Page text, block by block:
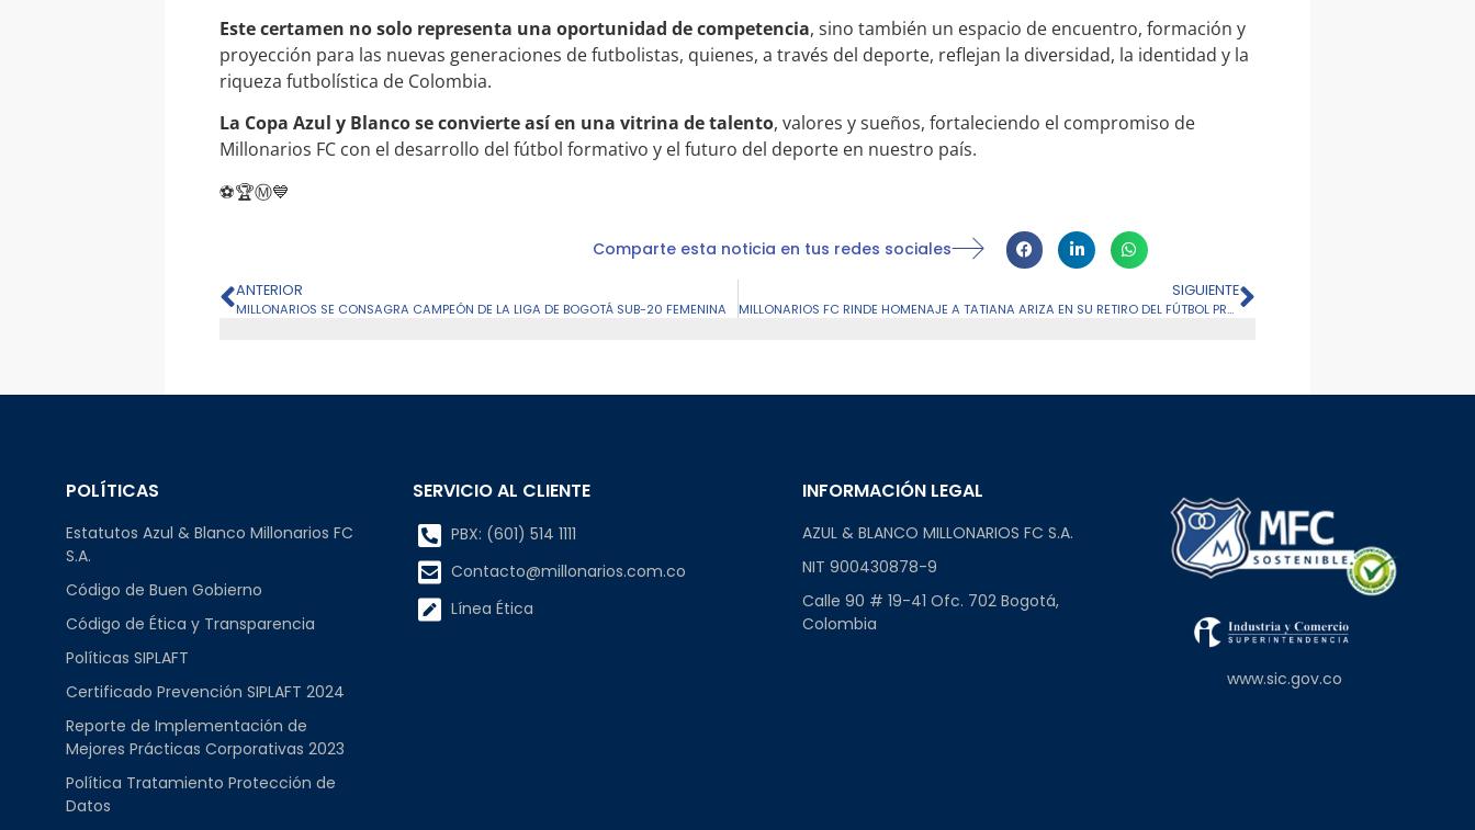
Este certamen no solo representa una oportunidad de competencia, sino también un espacio de encuentro, formación y
proyección para las nuevas generaciones de futbolistas, quienes, a través del deporte, reflejan la diversidad, la identidad y la
riqueza futbolística de Colombia.
La Copa Azul y Blanco se convierte así en una vitrina de talento, valores y sueños, fortaleciendo el compromiso de
Millonarios FC con el desarrollo del fútbol formativo y el futuro del deporte en nuestro país.
⚽🏆Ⓜ️💙
Comparte esta noticia en tus redes sociales
ANTERIOR
MILLONARIOS SE CONSAGRA CAMPEÓN DE LA LIGA DE BOGOTÁ SUB-20 FEMENINA
SIGUIENTE
MILLONARIOS FC RINDE HOMENAJE A TATIANA ARIZA EN SU RETIRO DEL FÚTBOL PROFESIONAL
POLÍTICAS
Estatutos Azul & Blanco Millonarios FC
S.A.
Código de Buen Gobierno
Código de Ética y Transparencia
Políticas SIPLAFT
Certificado Prevención SIPLAFT 2024
Reporte de Implementación de
Mejores Prácticas Corporativas 2023
Política Tratamiento Protección de
Datos
SERVICIO AL CLIENTE
PBX: (601) 514 1111
Contacto@millonarios.com.co
Línea Ética
INFORMACIÓN LEGAL
AZUL & BLANCO MILLONARIOS FC S.A.
NIT 900430878-9
Calle 90 # 19-41 Ofc. 702 Bogotá,
Colombia
www.sic.gov.co